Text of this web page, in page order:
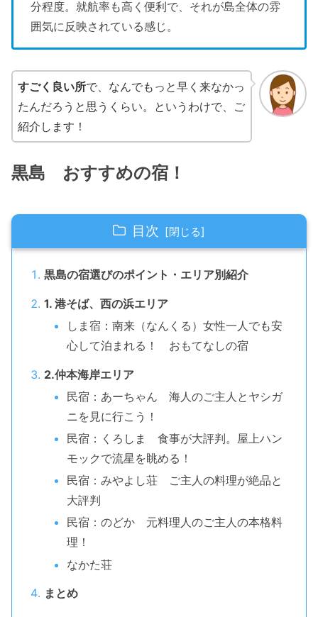
分程度。就航率も高く便利で、それが島全体の雰
囲気に反映されている感じ。
すごく良い所で、なんでもっと早く来なかっ
たんだろうと思うくらい。というわけで、ご
紹介します！
黒島 おすすめの宿！
目次
黒島の宿選びのポイント・エリア別紹介
1. 港そば、西の浜エリア
しま宿：南来（なんくる）女性一人でも安
心して泊まれる！ おもてなしの宿
2.仲本海岸エリア
民宿：あーちゃん 海人のご主人とヤシガ
ニを見に行こう！
民宿：くろしま 食事が大評判。屋上ハン
モックで流星を眺める！
民宿：みやよし荘 ご主人の料理が絶品と
大評判
民宿：のどか 元料理人のご主人の本格料
理！
なかた荘
まとめ